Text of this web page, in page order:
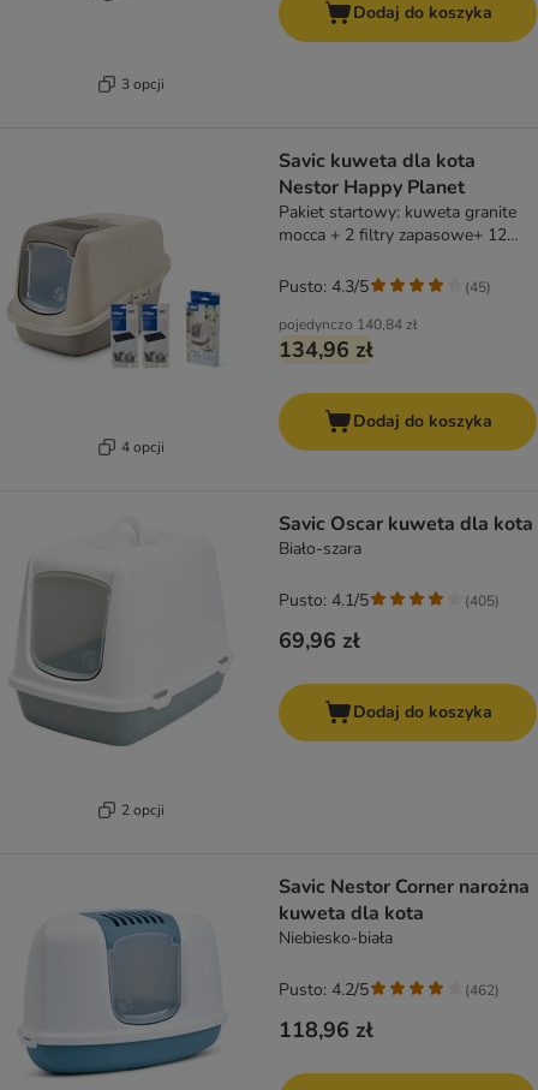
3 opcji
Dodaj do koszyka
4 opcji
Savic kuweta dla kota
Nestor Happy Planet
Pakiet startowy: kuweta granite
mocca + 2 filtry zapasowe+ 12
pojedynczo 140,84 zł
134,96 zł
Pusto: 4.3/5 (45)
Dodaj do koszyka
2 opcji
Savic Oscar kuweta dla kota
Biało-szara
69,96 zł
Pusto: 4.1/5 (405)
Dodaj do koszyka
Savic Nestor Corner narożna
kuweta dla kota
Niebiesko-biała
118,96 zł
Pusto: 4.2/5 (462)